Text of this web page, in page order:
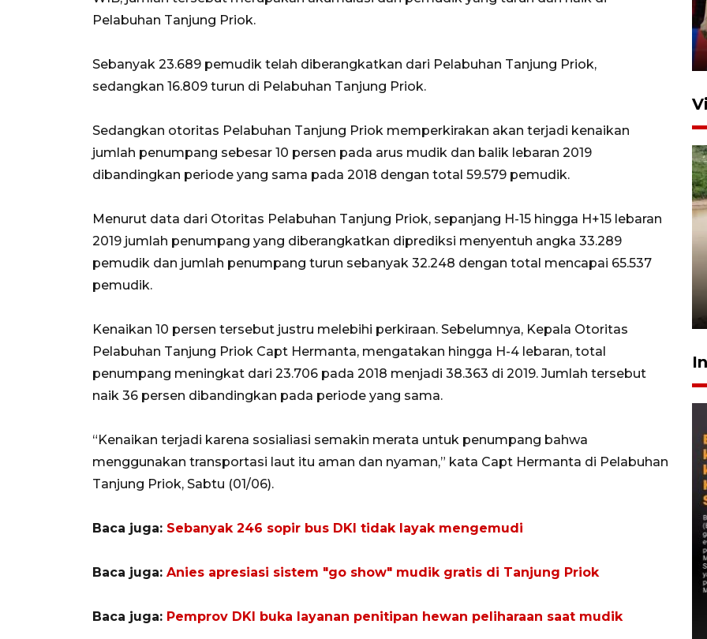
Pelabuhan Tanjung Priok.
Sebanyak 23.689 pemudik telah diberangkatkan dari Pelabuhan Tanjung Priok,
sedangkan 16.809 turun di Pelabuhan Tanjung Priok.
Sedangkan otoritas Pelabuhan Tanjung Priok memperkirakan akan terjadi kenaikan
jumlah penumpang sebesar 10 persen pada arus mudik dan balik lebaran 2019
dibandingkan periode yang sama pada 2018 dengan total 59.579 pemudik.
Menurut data dari Otoritas Pelabuhan Tanjung Priok, sepanjang H-15 hingga H+15 lebaran
2019 jumlah penumpang yang diberangkatkan diprediksi menyentuh angka 33.289
pemudik dan jumlah penumpang turun sebanyak 32.248 dengan total mencapai 65.537
pemudik.
Kenaikan 10 persen tersebut justru melebihi perkiraan. Sebelumnya, Kepala Otoritas
Pelabuhan Tanjung Priok Capt Hermanta, mengatakan hingga H-4 lebaran, total
penumpang meningkat dari 23.706 pada 2018 menjadi 38.363 di 2019. Jumlah tersebut
naik 36 persen dibandingkan pada periode yang sama.
“Kenaikan terjadi karena sosialiasi semakin merata untuk penumpang bahwa
menggunakan transportasi laut itu aman dan nyaman,” kata Capt Hermanta di Pelabuhan
Tanjung Priok, Sabtu (01/06).
Baca juga: Sebanyak 246 sopir bus DKI tidak layak mengemudi
Baca juga: Anies apresiasi sistem "go show" mudik gratis di Tanjung Priok
Baca juga: Pemprov DKI buka layanan penitipan hewan peliharaan saat mudik
Gabung Persebaya, striker
timnas Ramadhan Sananta